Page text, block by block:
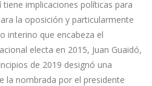
implicaciones políticas para
la oposición y particularmente
interino que encabeza el
electa en 2015, Juan Guaidó,
de 2019 designó una
la nombrada por el presidente